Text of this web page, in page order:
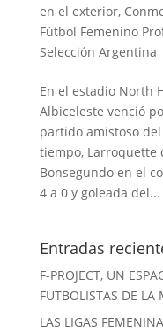
en el exterior,
Fútbol Femenino
Selección Argentina
En el estadio North
Albiceleste venció
partido amistoso
tiempo, Larroquette
Bonsegundo en el
4 a 0 y goleada del...
Entradas
F-PROJECT, UN
FUTBOLISTAS DE LA
LAS LIGAS